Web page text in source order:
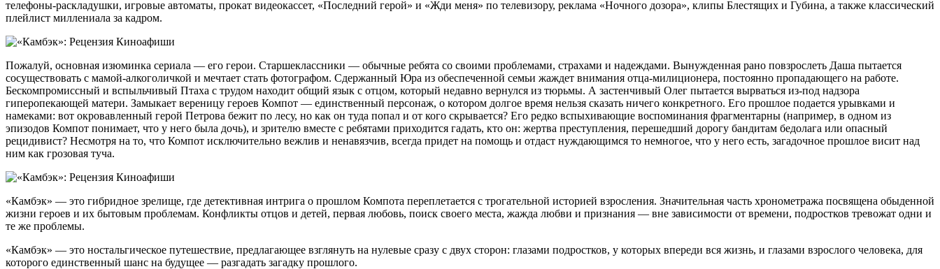
телефоны-раскладушки, игровые автоматы, прокат видеокассет, «Последний герой» и «Жди меня» по телевизору, реклама «Ночного дозора», клипы Блестящих и Губина, а также классический
плейлист миллениала за кадром.
Пожалуй, основная изюминка сериала — его герои. Старшеклассники — обычные ребята со своими проблемами, страхами и надеждами. Вынужденная рано повзрослеть Даша пытается
сосуществовать с мамой-алкоголичкой и мечтает стать фотографом. Сдержанный Юра из обеспеченной семьи жаждет внимания отца-милиционера, постоянно пропадающего на работе.
Бескомпромиссный и вспыльчивый Птаха с трудом находит общий язык с отцом, который недавно вернулся из тюрьмы. А застенчивый Олег пытается вырваться из-под надзора
гиперопекающей матери. Замыкает вереницу героев Компот — единственный персонаж, о котором долгое время нельзя сказать ничего конкретного. Его прошлое подается урывками и
намеками: вот окровавленный герой Петрова бежит по лесу, но как он туда попал и от кого скрывается? Его редко вспыхивающие воспоминания фрагментарны (например, в одном из
эпизодов Компот понимает, что у него была дочь), и зрителю вместе с ребятами приходится гадать, кто он: жертва преступления, перешедший дорогу бандитам бедолага или опасный
рецидивист? Несмотря на то, что Компот исключительно вежлив и ненавязчив, всегда придет на помощь и отдаст нуждающимся то немногое, что у него есть, загадочное прошлое висит над
ним как грозовая туча.
«Камбэк» — это гибридное зрелище, где детективная интрига о прошлом Компота переплетается с трогательной историей взросления. Значительная часть хронометража посвящена обыденной
жизни героев и их бытовым проблемам. Конфликты отцов и детей, первая любовь, поиск своего места, жажда любви и признания — вне зависимости от времени, подростков тревожат одни и
те же проблемы.
«Камбэк» — это ностальгическое путешествие, предлагающее взглянуть на нулевые сразу с двух сторон: глазами подростков, у которых впереди вся жизнь, и глазами взрослого человека, для
которого единственный шанс на будущее — разгадать загадку прошлого.